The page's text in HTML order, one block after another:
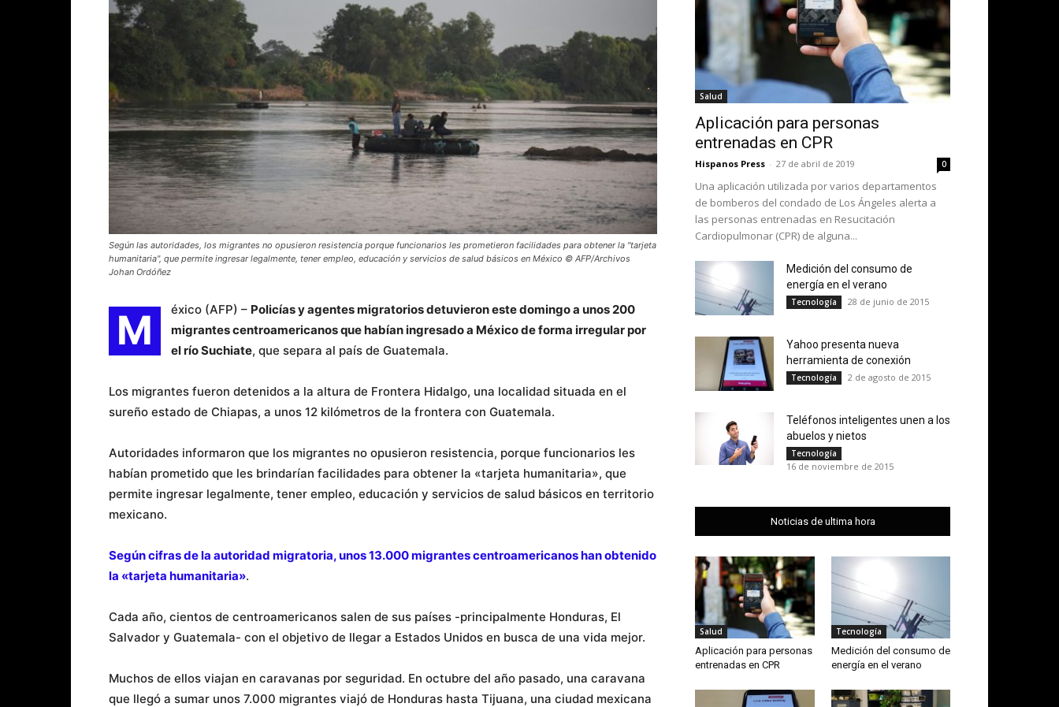
Según las autoridades, los migrantes no opusieron resistencia porque funcionarios les prometieron facilidades para obtener la "tarjeta
humanitaria", que permite ingresar legalmente, tener empleo, educación y servicios de salud básicos en México © AFP/Archivos
Johan Ordóñez
M éxico (AFP) – Policías y agentes migratorios detuvieron este domingo a unos 200
migrantes centroamericanos que habían ingresado a México de forma irregular por
el río Suchiate, que separa al país de Guatemala.
Los migrantes fueron detenidos a la altura de Frontera Hidalgo, una localidad situada en el
sureño estado de Chiapas, a unos 12 kilómetros de la frontera con Guatemala.
Autoridades informaron que los migrantes no opusieron resistencia, porque funcionarios les
habían prometido que les brindarían facilidades para obtener la «tarjeta humanitaria», que
permite ingresar legalmente, tener empleo, educación y servicios de salud básicos en territorio
mexicano.
Según cifras de la autoridad migratoria, unos 13.000 migrantes centroamericanos han obtenido
la «tarjeta humanitaria».
Cada año, cientos de centroamericanos salen de sus países -principalmente Honduras, El
Salvador y Guatemala- con el objetivo de llegar a Estados Unidos en busca de una vida mejor.
Muchos de ellos viajan en caravanas por seguridad. En octubre del año pasado, una caravana
que llegó a sumar unos 7.000 migrantes viajó de Honduras hasta Tijuana, una ciudad mexicana
Salud
Aplicación para personas
entrenadas en CPR
Hispanos Press - 27 de abril de 2019 0
Una aplicación utilizada por varios departamentos
de bomberos del condado de Los Ángeles alerta a
las personas entrenadas en Resucitación
Cardiopulmonar (CPR) de alguna...
Medición del consumo de
energía en el verano
Tecnología 28 de junio de 2015
Yahoo presenta nueva
herramienta de conexión
Tecnología 2 de agosto de 2015
Teléfonos inteligentes unen a los
abuelos y nietos
Tecnología
16 de noviembre de 2015
Noticias de ultima hora
Salud
Aplicación para personas
entrenadas en CPR
Tecnología
Medición del consumo de
energía en el verano